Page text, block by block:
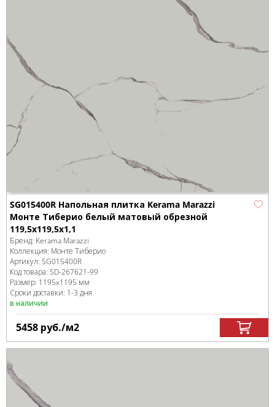
SG015400R Напольная плитка Kerama Marazzi
Монте Тиберио белый матовый обрезной
119,5x119,5x1,1
Бренд: Kerama Marazzi
Коллекция: Монте Тиберио
Артикул: SG015400R
Код товара: SD-267621-99
Размер: 1195x1195 мм
Сроки доставки: 1-3 дня
в наличии
5458 руб./м2